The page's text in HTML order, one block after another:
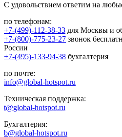
С удовольствием ответим на
по телефонам:
+7-(499)-112-38-33 для Москвы и
+7-(800)-775-23-27 звонок
России
+7-(495)-133-94-38 бухгалтерия
по почте:
info@global-hotspot.ru
Техническая поддержка:
t@global-hotspot.ru
Бухгалтерия:
b@global-hotspot.ru